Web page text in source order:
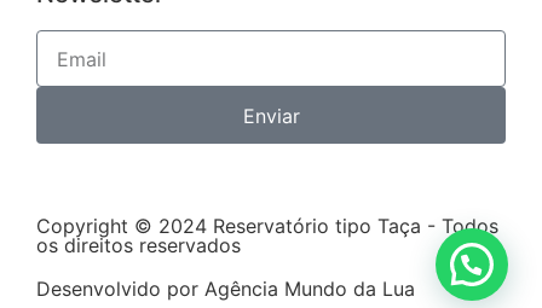
Enviar
Copyright © 2024 Reservatório tipo Taça - Todos
os direitos reservados
Desenvolvido por Agência Mundo da Lua